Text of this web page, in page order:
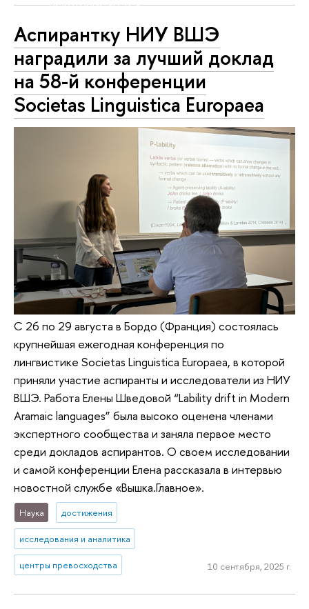
рада предложить своим соискателям.
Аспирантку НИУ ВШЭ
наградили за лучший доклад
на 58-й конференции
Societas Linguistica Europaea
С 26 по 29 августа в Бордо (Франция) состоялась
крупнейшая ежегодная конференция по
лингвистике Societas Linguistica Europaea, в которой
приняли участие аспиранты и исследователи из НИУ
ВШЭ. Работа Елены Шведовой “Lability drift in Modern
Aramaic languages” была высоко оценена членами
экспертного сообщества и заняла первое место
среди докладов аспирантов. О своем исследовании
и самой конференции Елена рассказала в интервью
новостной службе «Вышка.Главное».
Наука достижения
исследования и аналитика
центры превосходства 10 сентября, 2025 г.